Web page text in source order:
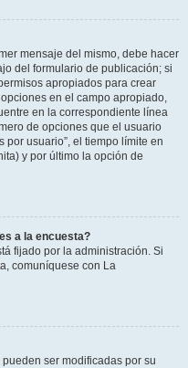
mensaje del mismo, debe hacer
del formulario de publicación; si
apropiados para crear
en el campo apropiado,
en la correspondiente línea
de opciones que el usuario
por usuario”, el tiempo límite en
y por último la opción de
a la encuesta?
fijado por la administración. Si
comuníquese con La
ser modificadas por su